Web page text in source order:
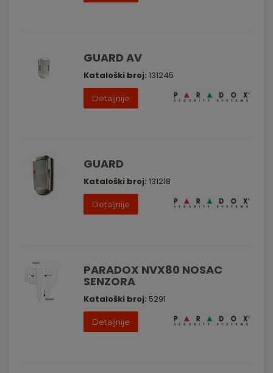
GUARD AV
Kataloški broj: 131245
Detaljnije
GUARD
Kataloški broj: 131218
Detaljnije
PARADOX NVX80 NOSAC
SENZORA
Kataloški broj: 5291
Detaljnije